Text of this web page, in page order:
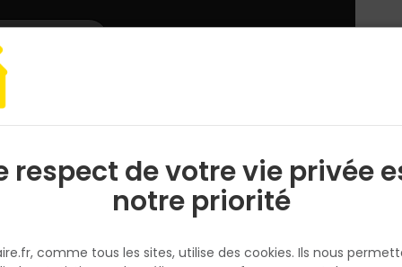
respect de votre vie privée
notre priorité
comme tous les sites, utilise des cookies. Ils nous